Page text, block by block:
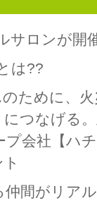
サロンが開
は??
ために、
つなげる
会社【ハ
間がリア